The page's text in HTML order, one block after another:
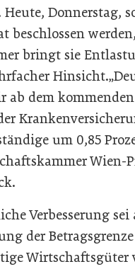
Donnerstag,
beschlossen
bringt sie
ab dem
um 0,85
Wien-
Verbesserung sei
der
Wirtschaftsgüter